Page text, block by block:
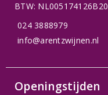
BTW: NL005174126B20
024 3888979
info@arentzwijnen.nl
Openingstijden